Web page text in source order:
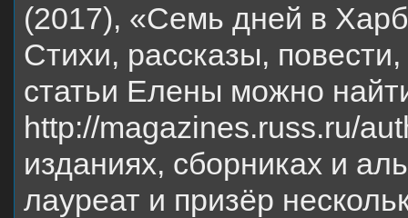
(2017), «Семь дней в
Стихи, рассказы,
статьи Елены можно
http://magazines.russ.ru/
изданиях, сборниках и
лауреат и призёр